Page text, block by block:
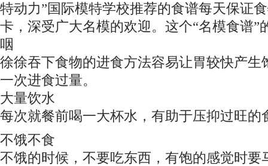
特动力”国际模特学校推荐的食谱每天保证
卡，深受广大名模的欢迎。这个“名模食谱”
咽
徐徐吞下食物的进食方法容易让胃较快产生
一次进食过量。
大量饮水
每次就餐前喝一大杯水，有助于压抑过旺的
不饿不食
不饿的时候，不要吃东西，有饱的感觉时要